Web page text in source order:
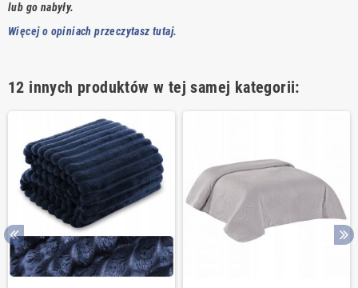
lub go nabyły.
Więcej o opiniach przeczytasz tutaj.
12 innych produktów w tej samej kategorii: